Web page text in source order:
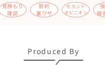
感のあるリアルに近い写真
、カッコよく滑ってねとだ
ドレスよりも動きやすい衣
見積もり
確認
節約
裏ワザ
セカンド
オピニオン
接
Produced By